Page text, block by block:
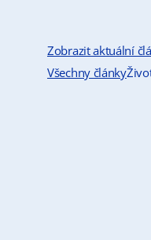
Zobrazit aktuální
Všechny články